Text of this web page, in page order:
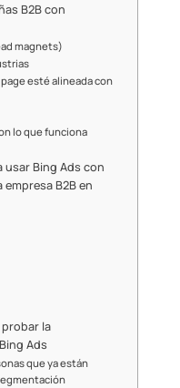
B2B con
magnets)
esté alineada con
lo que funciona
usar Bing Ads con
B2B en
la
Ads
que ya están